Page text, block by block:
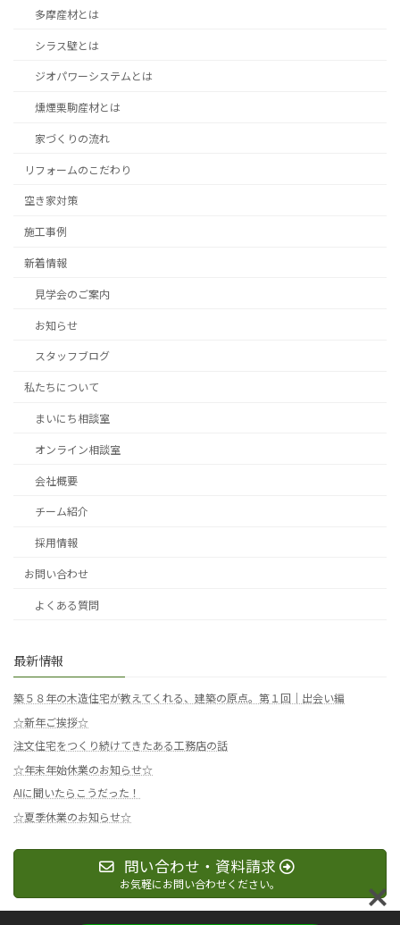
多摩産材とは
シラス壁とは
ジオパワーシステムとは
燻煙栗駒産材とは
家づくりの流れ
リフォームのこだわり
空き家対策
施工事例
新着情報
見学会のご案内
お知らせ
スタッフブログ
私たちについて
まいにち相談室
オンライン相談室
会社概要
チーム紹介
採用情報
お問い合わせ
よくある質問
最新情報
築５８年の木造住宅が教えてくれる、建築の原点。第１回｜出会い編
☆新年ご挨拶☆
注文住宅をつくり続けてきたある工務店の話
☆年末年始休業のお知らせ☆
AIに聞いたらこうだった！
☆夏季休業のお知らせ☆
問い合わせ・資料請求
お気軽にお問い合わせください。